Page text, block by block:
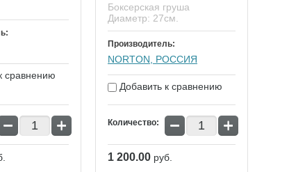
сравнению
− +
Боксерская груша
Диаметр: 27см.
Производитель:
NORTON, РОССИЯ
Добавить к сравнению
Количество: − +
1 200.00 руб.